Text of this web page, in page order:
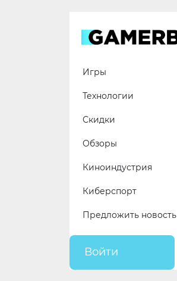
Игры
Технологии
Скидки
Обзоры
Киноиндустрия
Киберспорт
Предложить новость
Войти